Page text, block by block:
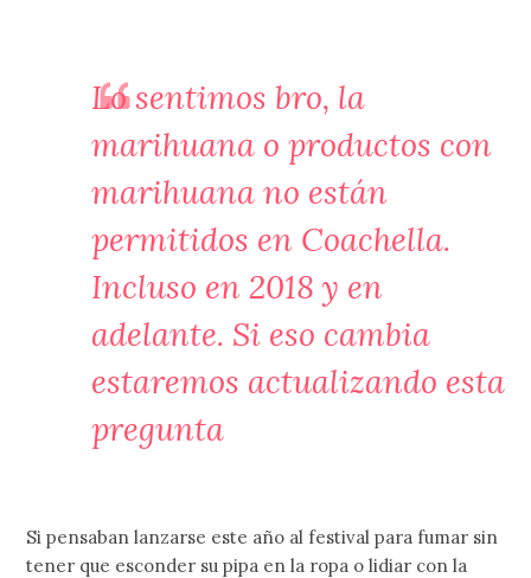
Lo sentimos bro, la
marihuana o productos con
marihuana no están
permitidos en Coachella.
Incluso en 2018 y en
adelante. Si eso cambia
estaremos actualizando esta
pregunta
Si pensaban lanzarse este año al festival para fumar sin
tener que esconder su pipa en la ropa o lidiar con la